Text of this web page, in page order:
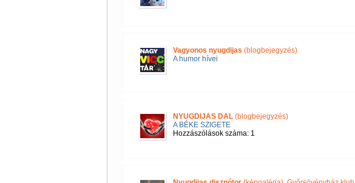
Vagyonos nyugdijas (blogbejegyzés)
A humor hívei
NYUGDIJAS DAL(blogbejegyzés)
A BÉKE SZIGETE
Hozzászólások száma: 1